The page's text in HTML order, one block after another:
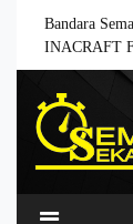
Bandara
INACRAFT